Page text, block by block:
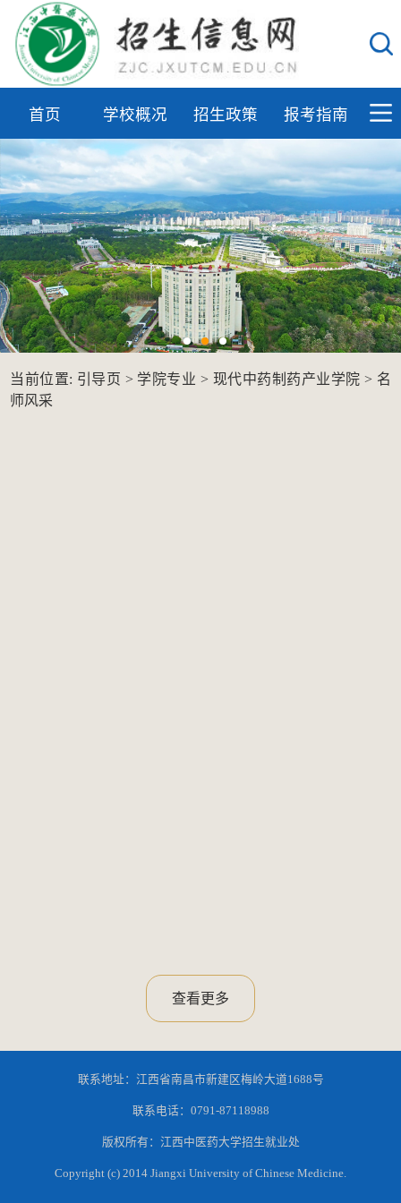
首页 学校概况 招生政策 报考指南
当前位置: 引导页 > 学院专业 > 现代中药制药产业学院 > 名
师风采
查看更多
联系地址：江西省南昌市新建区梅岭大道1688号
联系电话：0791-87118988
版权所有：江西中医药大学招生就业处
Copyright (c) 2014 Jiangxi University of Chinese Medicine.